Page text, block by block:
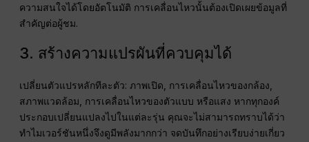
ความสนใจได้โดยอัตโนมัติ การเคลื่อนไหวนั้นต้องเปิดเผยข้อมูลที่
สำคัญต่อผู้ชม.
3. สร้างความแปรผันที่ควบคุมได้
เปลี่ยนตัวแปรหลักทีละตัว: ภาพเปิด, การเคลื่อนไหวของกล้อง,
สภาพแวดล้อม, การเคลื่อนไหวของตัวแบบ หรือแสง หากทุกองค์
ประกอบเปลี่ยนแปลงไปในแต่ละรุ่น คุณจะไม่สามารถทราบได้ว่า
ทำไมเวอร์ชันหนึ่งจึงดูมีพลังมากกว่า จดบันทึกอย่างเรียบง่ายเกี่ยว